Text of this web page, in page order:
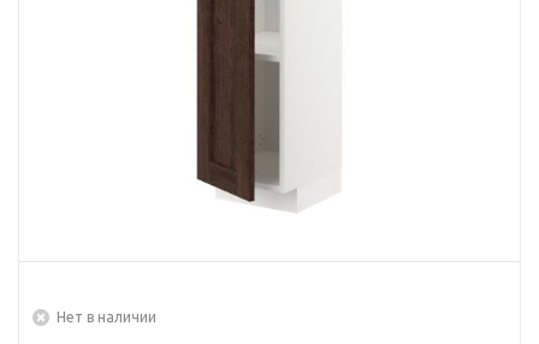
Нет в наличии